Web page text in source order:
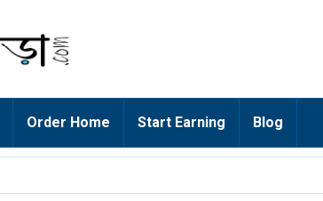
Order Home Start Earning Blog